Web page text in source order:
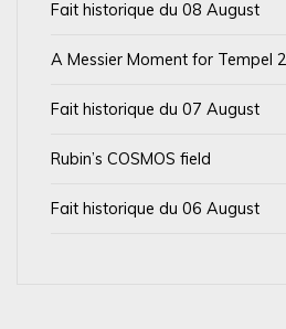
Fait historique du 08 August
A Messier Moment for Tempel 2
Fait historique du 07 August
Rubin’s COSMOS field
Fait historique du 06 August